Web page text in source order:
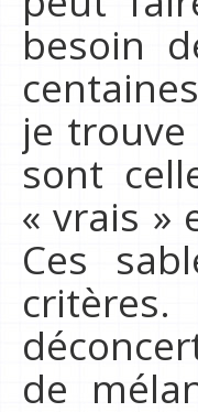
besoin
je
sont
« vrais »
Ces
de